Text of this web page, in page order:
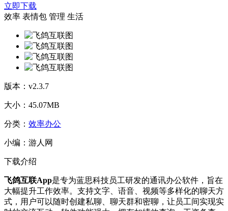
立即下载
效率 表情包 管理 生活
版本： v2.3.7
大小： 45.07MB
分类： 效率办公
小编： 游人网
下载介绍
飞鸽互联App是专为蓝思科技员工研发的通讯办公软件，旨在
大幅提升工作效率。支持文字、语音、视频等多样化的聊天方
式，用户可以随时创建私聊、聊天群和密聊，让员工间实现实